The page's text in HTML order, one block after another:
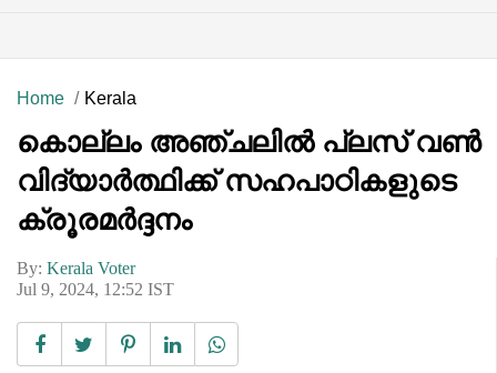
Home Kerala
കൊല്ലം അഞ്ചലിൽ പ്ലസ് വൺ
വിദ്യാർത്ഥിക്ക് സഹപാഠികളുടെ
ക്രൂരമർദ്ദനം
By: Kerala Voter
Jul 9, 2024, 12:52 IST